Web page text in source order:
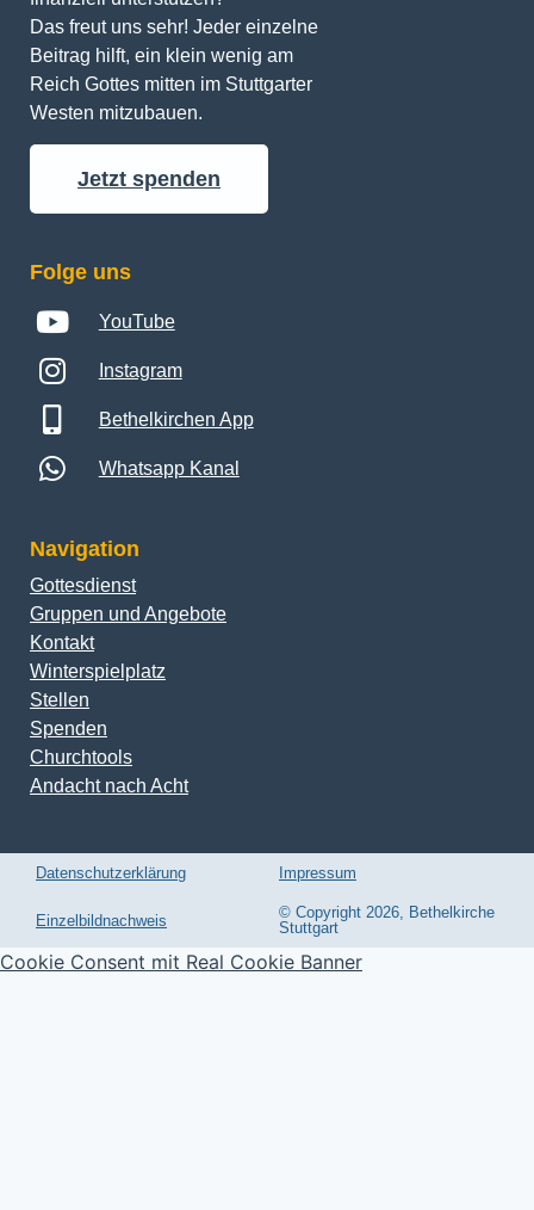
Das freut uns sehr! Jeder einzelne
Beitrag hilft, ein klein wenig am
Reich Gottes mitten im Stuttgarter
Westen mitzubauen.
Jetzt spenden
Folge uns
YouTube
Instagram
Bethelkirchen App
Whatsapp Kanal
Navigation
Gottesdienst
Gruppen und Angebote
Kontakt
Winterspielplatz
Stellen
Spenden
Churchtools
Andacht nach Acht
Datenschutzerklärung Impressum
Einzelbildnachweis
© Copyright 2026, Bethelkirche
Stuttgart
Cookie Consent mit Real Cookie Banner